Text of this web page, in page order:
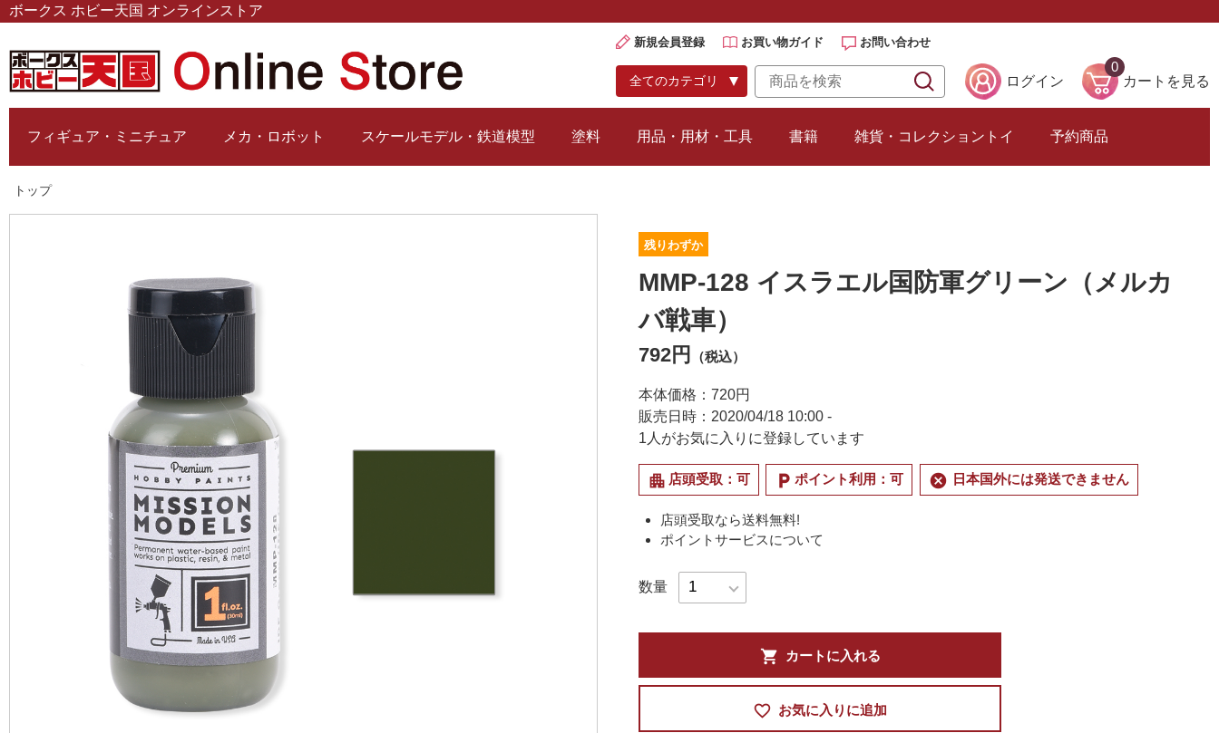
ボークス ホビー天国 オンラインストア
新規会員登録 お買い物ガイド お問い合わせ
ログイン
0
カートを見る
フィギュア・ミニチュア メカ・ロボット スケールモデル・鉄道模型 塗料 用品・用材・工具 書籍 雑貨・コレクショントイ 予約商品
トップ
残りわずか
MMP-128 イスラエル国防軍グリーン（メルカ
バ戦車）
792円 （税込）
本体価格：720円
販売日時：2020/04/18 10:00 -
1 人がお気に入りに登録しています
apartment 店頭受取：可 local_parking ポイント利用：可 cancel 日本国外には発送できません
店頭受取なら送料無料!
ポイントサービスについて
数量
shopping_cart カートに入れる
favorite_border お気に入りに追加